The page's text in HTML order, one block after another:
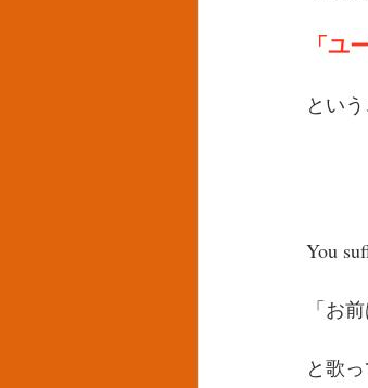
「ユ
とい
You
「お
と歌